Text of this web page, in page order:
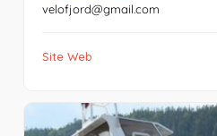
velofjord@gmail.com
Site Web